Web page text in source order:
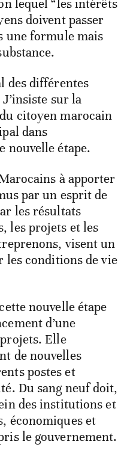
lequel “les intérêts
doivent passer
une formule mais
des différentes
sur la
citoyen marocain
dans
nouvelle étape.
à apporter
par un esprit de
les résultats
les projets et les
visent un
les conditions de vie
nouvelle étape
d’une
Elle
de nouvelles
postes et
Du sang neuf doit,
des institutions et
économiques et
le gouvernement.